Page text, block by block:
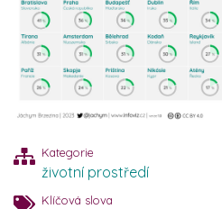
Kategorie
životní prostředí
Klíčová slova